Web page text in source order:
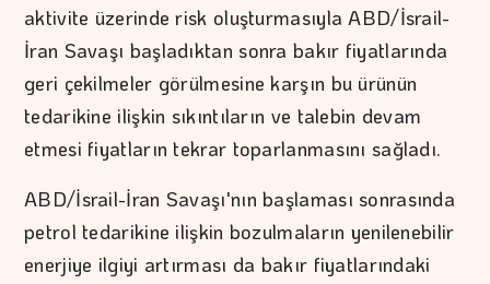
aktivite üzerinde risk oluşturmasıyla ABD/İsrail-
İran Savaşı başladıktan sonra bakır fiyatlarında
geri çekilmeler görülmesine karşın bu ürünün
tedarikine ilişkin sıkıntıların ve talebin devam
etmesi fiyatların tekrar toparlanmasını sağladı.
ABD/İsrail-İran Savaşı'nın başlaması sonrasında
petrol tedarikine ilişkin bozulmaların yenilenebilir
enerjiye ilgiyi artırması da bakır fiyatlarındaki